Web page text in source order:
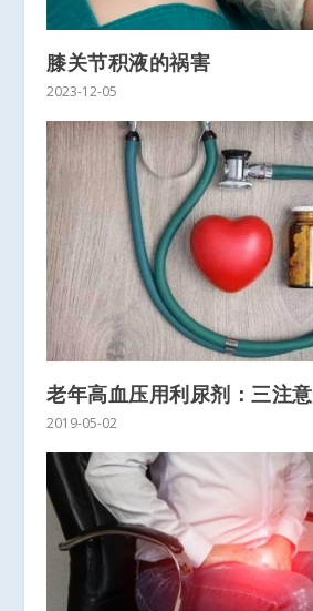
膝关节积液的祸害
2023-12-05
老年高血压用利尿剂：三注意
2019-05-02